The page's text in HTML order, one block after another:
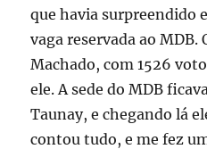
que havia surpreendido
vaga reservada ao MDB.
Machado, com 1526
ele. A sede do MDB
Taunay, e chegando lá
contou tudo, e me fez